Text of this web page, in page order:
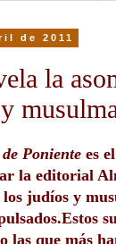
de 2011
la
Poniente es
la editorial
los judíos y
las que más